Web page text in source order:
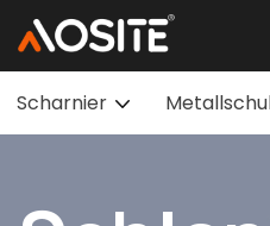
Scharnier